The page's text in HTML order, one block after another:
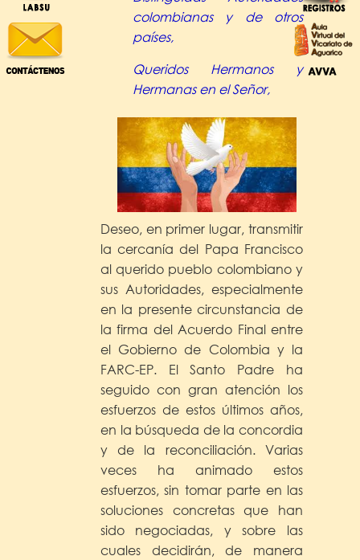
colombianas y de otros
países,
Queridos Hermanos y
Hermanas en el Señor,
Deseo, en primer lugar, transmitir
la cercanía del Papa Francisco
al querido pueblo colombiano y
sus Autoridades, especialmente
en la presente circunstancia de
la firma del Acuerdo Final entre
el Gobierno de Colombia y la
FARC-EP. El Santo Padre ha
seguido con gran atención los
esfuerzos de estos últimos años,
en la búsqueda de la concordia
y de la reconciliación. Varias
veces ha animado estos
esfuerzos, sin tomar parte en las
soluciones concretas que han
sido negociadas, y sobre las
cuales decidirán, de manera